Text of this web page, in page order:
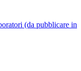
(da pubblicare in